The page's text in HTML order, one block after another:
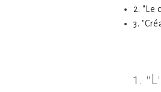
2. "Le
3.
1.